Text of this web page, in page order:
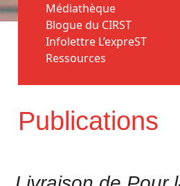
Accueil > Publications >
Publications
Médiathèque
Blogue du CIRST
Infolettre L’expreST
Ressources